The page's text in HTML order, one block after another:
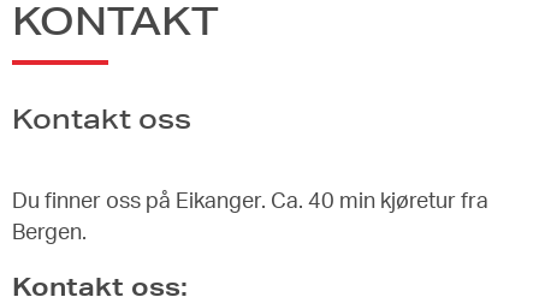
KONTAKT
Kontakt oss
Du finner oss på Eikanger. Ca. 40 min kjøretur fra
Bergen.
Kontakt oss: